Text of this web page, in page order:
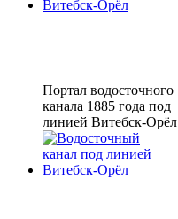
Портал водосточного
канала 1885 года под
линией Витебск-Орёл